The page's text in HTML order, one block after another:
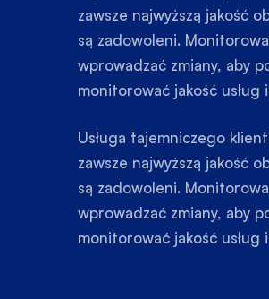
zawsze najwyższą jakość
są zadowoleni.
wprowadzać zmiany, aby
monitorować jakość
Usługa tajemniczego
zawsze najwyższą jakość
są zadowoleni.
wprowadzać zmiany, aby
monitorować jakość usług